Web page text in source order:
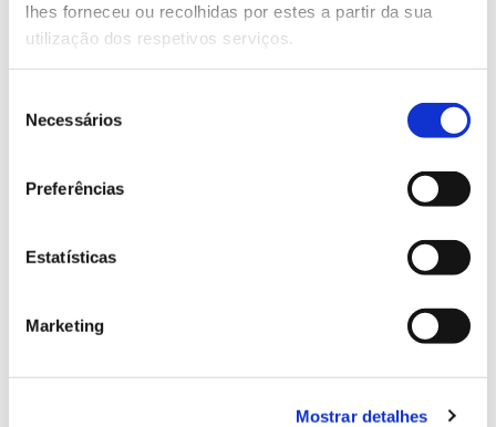
lhes forneceu ou recolhidas por estes a partir da sua
utilização dos respetivos serviços.
Necessários
Preferências
Estatísticas
Marketing
Mostrar detalhes
Genoma do priolo e de outras espécies em risco:
cidadãos chamados a ajudar
Natureza e florestas procuram jovens voluntários